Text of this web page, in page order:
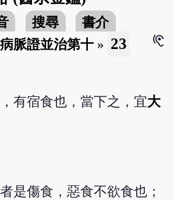
搜尋
書介
脈證並治第十 » 23
hearing
有宿食也，當下之，宜大
是傷食，惡食不欲食也；